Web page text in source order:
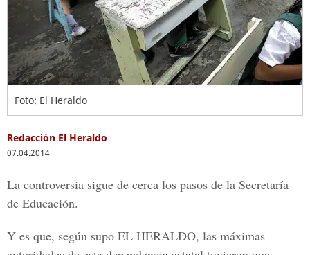
Foto: El Heraldo
Redacción El Heraldo
07.04.2014
La controversia sigue de cerca los pasos de la Secretaría
de Educación.
Y es que, según supo EL HERALDO, las máximas